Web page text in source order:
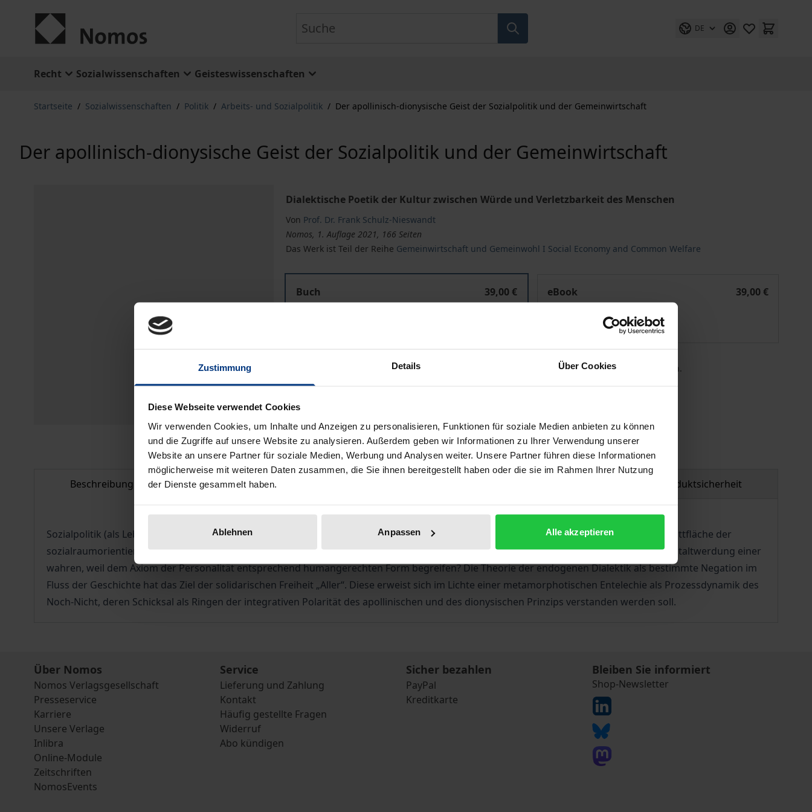
Zustimmung Details Über Cookies
Diese Webseite verwendet Cookies
Wir verwenden Cookies, um Inhalte und Anzeigen zu personalisieren, Funktionen für soziale Medien anbieten zu können
und die Zugriffe auf unsere Website zu analysieren. Außerdem geben wir Informationen zu Ihrer Verwendung unserer
Website an unsere Partner für soziale Medien, Werbung und Analysen weiter. Unsere Partner führen diese Informationen
möglicherweise mit weiteren Daten zusammen, die Sie ihnen bereitgestellt haben oder die sie im Rahmen Ihrer Nutzung
der Dienste gesammelt haben.
Ablehnen Anpassen Alle akzeptieren
DE
Recht Sozialwissenschaften Geisteswissenschaften
Startseite / Sozialwissenschaften / Politik / Arbeits- und Sozialpolitik / Der apollinisch-dionysische Geist der Sozialpolitik und der Gemeinwirtschaft
Der apollinisch-dionysische Geist der Sozialpolitik und der Gemeinwirtschaft
Dialektische Poetik der Kultur zwischen Würde und Verletzbarkeit des Menschen
Von Prof. Dr. Frank Schulz-Nieswandt
Nomos, 1. Auflage 2021, 166 Seiten
Das Werk ist Teil der Reihe Gemeinwirtschaft und Gemeinwohl I Social Economy and Common Welfare
Buch
39,00 €
eBook
39,00 €
Preisangaben inkl. MwSt. Abhängig von der Lieferadresse kann die MwSt. an der Kasse variieren.
Hinweise zu Versandkosten
Beschreibung Bibliografische Angaben Produktsicherheit
Sozialpolitik (als Lebenslagenpolitik) und Gemeinwirtschaft (als Sachzieldominierte Sorgeökonomik) und in ihrem Zwischenraum die Schnittfläche der
sozialraumorientierten Daseinsvorsorge begründen sich in der personalistischen Ethik. Wie lassen sich die transformativen Wege der Gestaltwerdung einer
wahren, weil dem Axiom der Personalität entsprechend humangerechten Form begreifen? Die Theorie der endogenen Dialektik als bestimmte Negation im
Fluss der Geschichte hat das Ziel der solidarischen Freiheit „Aller“. Diese erweist sich im Lichte einer metamorphotischen Entelechie als Prozessdynamik des
Noch-Nicht, deren Schicksal als Ringen der integrativen Polarität des apollinischen und des dionysischen Prinzips verstanden werden soll.
Über Nomos
Nomos Verlagsgesellschaft
Presseservice
Karriere
Unsere Verlage
Inlibra
Online-Module
Zeitschriften
NomosEvents
Service
Lieferung und Zahlung
Kontakt
Häufig gestellte Fragen
Widerruf
Abo kündigen
Sicher bezahlen
PayPal
Kreditkarte
Bleiben Sie informiert
Shop-Newsletter